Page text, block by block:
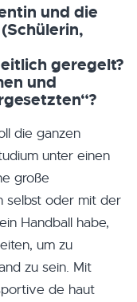
und die
geregelt?
und
die ganzen
unter einen
große
selbst oder mit der
Handball habe,
um zu
zu sein. Mit
de haut